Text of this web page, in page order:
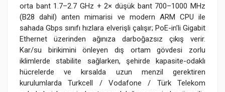
orta bant 1.7–2.7 GHz + 2× düşük bant 700–1000 MHz
(B28 dahil) anten mimarisi ve modern ARM CPU ile
sahada Gbps sınıfı hızlara elverişli çalışır; PoE-in’li Gigabit
Ethernet üzerinden ağınıza darboğazsız çıkış verir.
Kar/su birikimini önleyen dış ortam gövdesi zorlu
iklimlerde stabilite sağlarken, şehirde kapasite-odaklı
hücrelerde ve kırsalda uzun menzil gerektiren
kurulumlarda Turkcell / Vodafone / Türk Telekom